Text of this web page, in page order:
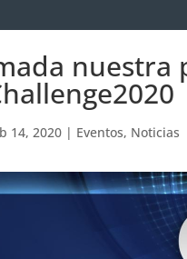
nuestra
14, 2020 | Eventos, Noticias